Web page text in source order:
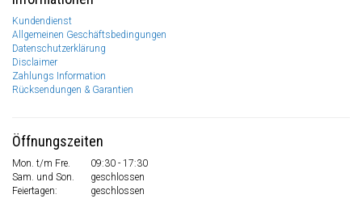
Kundendienst
Allgemeinen Geschäftsbedingungen
Datenschutzerklärung
Disclaimer
Zahlungs Information
Rücksendungen & Garantien
Öffnungszeiten
Mon. t/m Fre.
09:30 - 17:30
Sam. und Son.
geschlossen
Feiertagen:
geschlossen